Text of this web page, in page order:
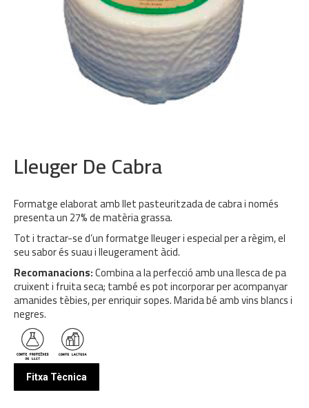
Lleuger De Cabra
Formatge elaborat amb llet pasteuritzada de cabra i només
presenta un 27% de matèria grassa.
Tot i tractar-se d’un formatge lleuger i especial per a règim, el
seu sabor és suau i lleugerament àcid.
Recomanacions:Combina a la perfecció amb una llesca de pa
cruixent i fruita seca; també es pot incorporar per acompanyar
amanides tèbies, per enriquir sopes. Marida bé amb vins blancs i
negres.
Fitxa Tècnica